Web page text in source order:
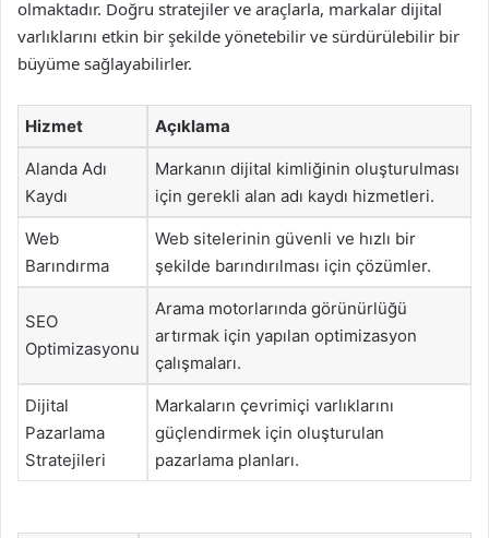
olmaktadır. Doğru stratejiler ve araçlarla, markalar dijital
varlıklarını etkin bir şekilde yönetebilir ve sürdürülebilir bir
büyüme sağlayabilirler.
Hizmet Açıklama
Alanda Adı
Kaydı
Markanın dijital kimliğinin oluşturulması
için gerekli alan adı kaydı hizmetleri.
Web
Barındırma
Web sitelerinin güvenli ve hızlı bir
şekilde barındırılması için çözümler.
SEO
Optimizasyonu
Arama motorlarında görünürlüğü
artırmak için yapılan optimizasyon
çalışmaları.
Dijital
Pazarlama
Stratejileri
Markaların çevrimiçi varlıklarını
güçlendirmek için oluşturulan
pazarlama planları.